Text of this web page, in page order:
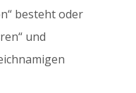
besteht oder
und